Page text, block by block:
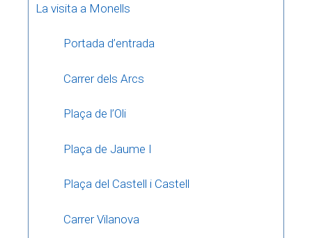
La visita a Monells
Portada d’entrada
Carrer dels Arcs
Plaça de l’Oli
Plaça de Jaume I
Plaça del Castell i Castell
Carrer Vilanova